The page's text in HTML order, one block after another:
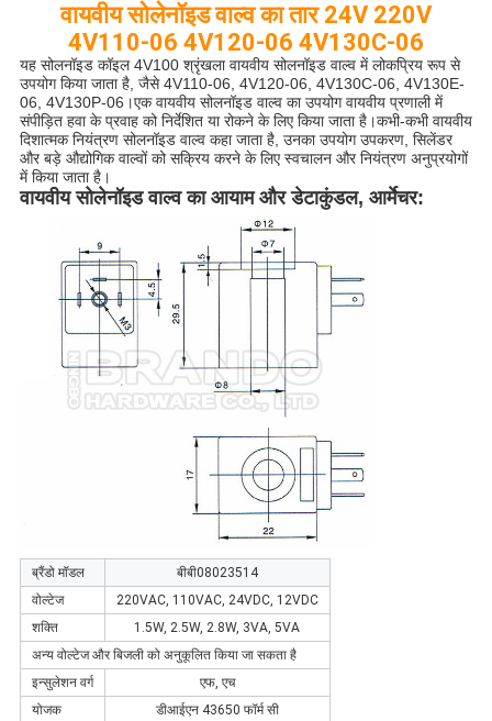
वायवीय सोलेनॉइड वाल्व का तार 24V 220V
4V110-06 4V120-06 4V130C-06
यह सोलनॉइड कॉइल 4V100 श्रृंखला वायवीय सोलनॉइड वाल्व में लोकप्रिय रूप से
उपयोग किया जाता है, जैसे 4V110-06, 4V120-06, 4V130C-06, 4V130E-
06, 4V130P-06।एक वायवीय सोलनॉइड वाल्व का उपयोग वायवीय प्रणाली में
संपीड़ित हवा के प्रवाह को निर्देशित या रोकने के लिए किया जाता है।कभी-कभी वायवीय
दिशात्मक नियंत्रण सोलनॉइड वाल्व कहा जाता है, उनका उपयोग उपकरण, सिलेंडर
और बड़े औद्योगिक वाल्वों को सक्रिय करने के लिए स्वचालन और नियंत्रण अनुप्रयोगों
में किया जाता है।
वायवीय सोलेनॉइड वाल्व का आयाम और डेटाकुंडल, आर्मेचर:
ब्रैंडो मॉडल
बीबी08023514
वोल्टेज
220VAC, 110VAC, 24VDC, 12VDC
शक्ति
1.5W, 2.5W, 2.8W, 3VA, 5VA
अन्य वोल्टेज और बिजली को अनुकूलित किया जा सकता है
इन्सुलेशन वर्ग
एफ, एच
योजक
डीआईएन 43650 फॉर्म सी